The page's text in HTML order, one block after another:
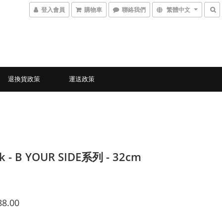
登入會員 購物車 聯絡我們 繁體中文
退換貨政策 運送政策
- B YOUR SIDE系列 - 32cm